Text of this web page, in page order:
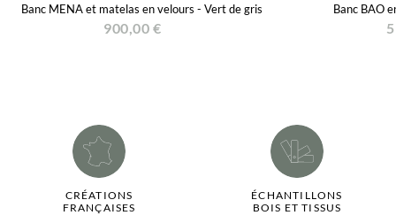
Banc MENA et matelas en velours - Vert de gris
900,00 €
Banc BAO
CRÉATIONS
FRANÇAISES
ÉCHANTILLONS
BOIS ET TISSUS